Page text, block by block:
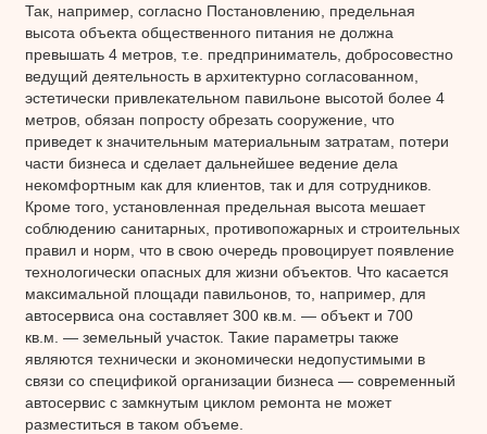
Так, например, согласно Постановлению, предельная
высота объекта общественного питания не должна
превышать 4 метров, т.е. предприниматель, добросовестно
ведущий деятельность в архитектурно согласованном,
эстетически привлекательном павильоне высотой более 4
метров, обязан попросту обрезать сооружение, что
приведет к значительным материальным затратам, потери
части бизнеса и сделает дальнейшее ведение дела
некомфортным как для клиентов, так и для сотрудников.
Кроме того, установленная предельная высота мешает
соблюдению санитарных, противопожарных и строительных
правил и норм, что в свою очередь провоцирует появление
технологически опасных для жизни объектов. Что касается
максимальной площади павильонов, то, например, для
автосервиса она составляет 300 кв.м. — объект и 700
кв.м. — земельный участок. Такие параметры также
являются технически и экономически недопустимыми в
связи со спецификой организации бизнеса — современный
автосервис с замкнутым циклом ремонта не может
разместиться в таком объеме.